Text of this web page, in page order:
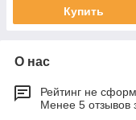
Купить
О нас
Рейтинг не
Менее 5 отзывов